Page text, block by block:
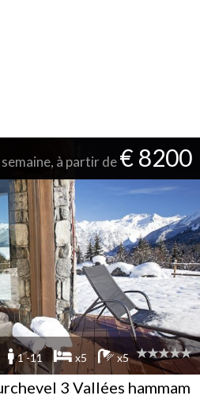
à partir de€ 8200
1 -11 x5 x5
3 Vallées hammam